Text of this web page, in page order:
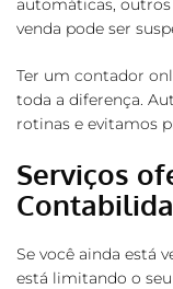
automáticas,
venda pode ser
Ter um contador
toda a diferença.
rotinas e evitamos
Serviços
Se você ainda está
está limitando o